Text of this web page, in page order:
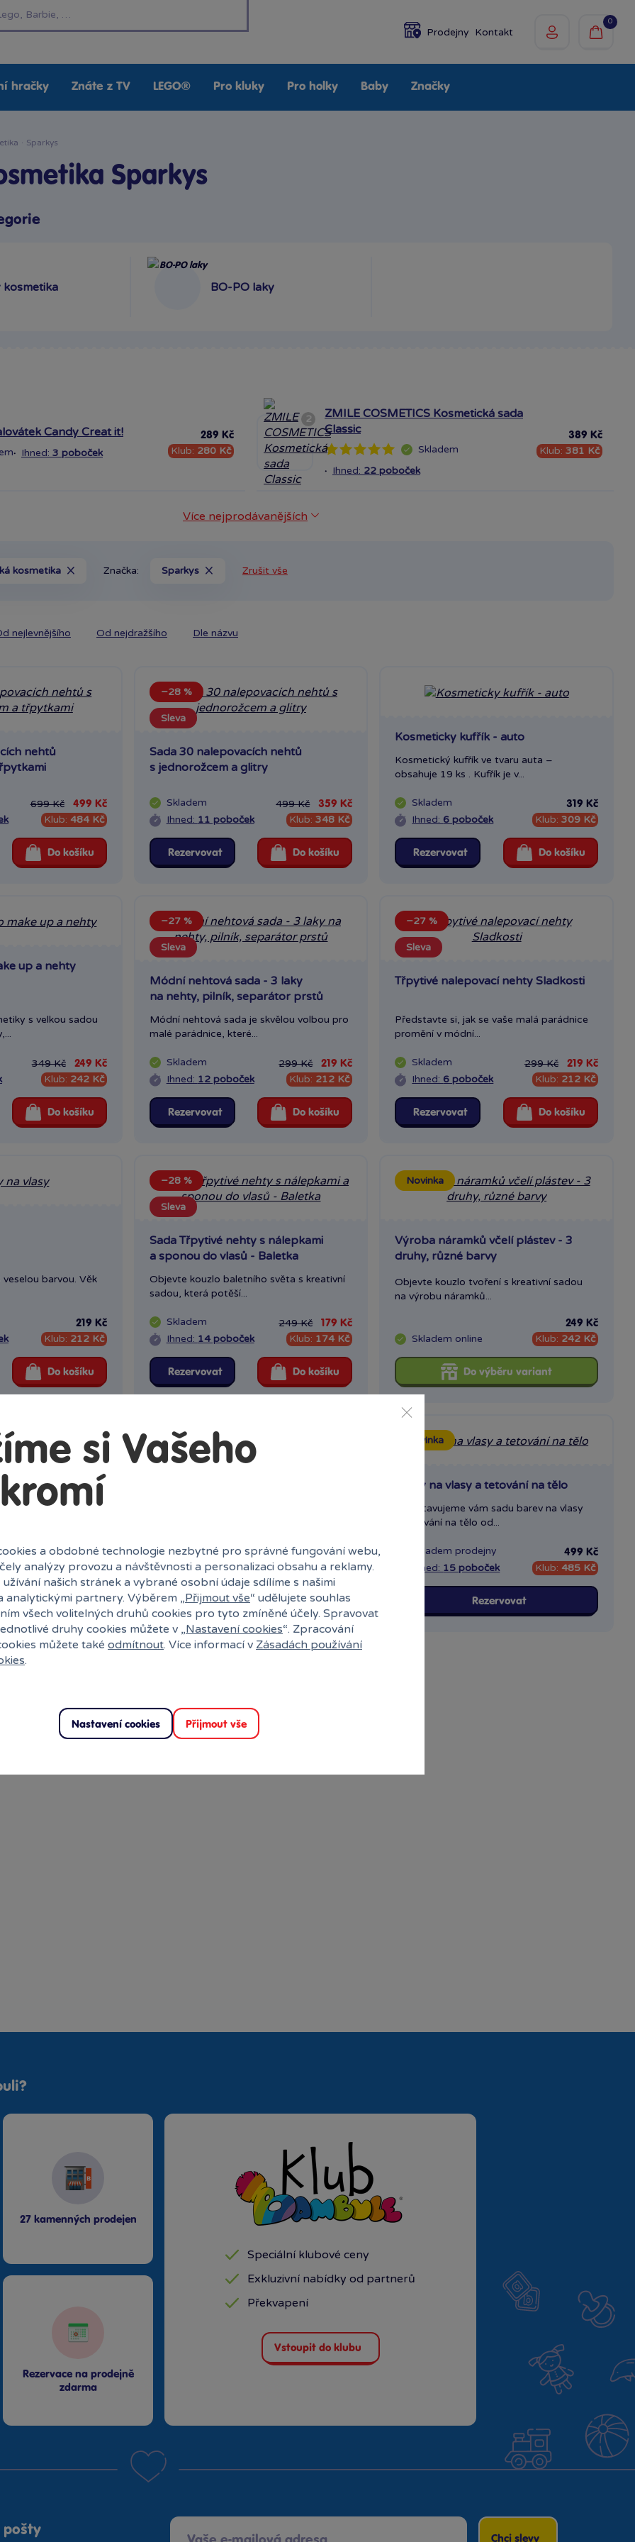
Prodejny Kontakt
0
hračky Znáte z TV LEGO® Pro kluky Pro holky Baby Značky
· Sparkys
Sparkys
kosmetika BO-PO laky
Candy Creat it!
· Ihned: 3 poboček
289 Kč
Klub: 280 Kč
2
ZMILE COSMETICS Kosmetická sada
Classic
Skladem
· Ihned: 22 poboček
389 Kč
Klub: 381 Kč
Více nejprodávanějších
kosmetika Značka: Sparkys Zrušit vše
nejlevnějšího Od nejdražšího Dle názvu
nehtů
699 Kč 499 Kč
Klub: 484 Kč
Do košíku
−28 %
Sleva
Sada 30 nalepovacích nehtů
s jednorožcem a glitry
Skladem
Ihned: 11 poboček
499 Kč 359 Kč
Klub:348 Kč
Rezervovat Do košíku
Kosmeticky kufřík - auto
Kosmetický kufřík ve tvaru auta –
obsahuje 19 ks . Kufřík je v...
Skladem
Ihned: 6 poboček
319 Kč
Klub: 309 Kč
Rezervovat Do košíku
up a nehty
s velkou sadou
349 Kč 249 Kč
Klub: 242 Kč
Do košíku
−27 %
Sleva
Novinka
Módní nehtová sada - 3 laky
na nehty, pilník, separátor prstů
Módní nehtová sada je skvělou volbou pro
malé parádnice, které...
Skladem
Ihned: 12 poboček
299 Kč 219 Kč
Klub: 212 Kč
Rezervovat Do košíku
−27 %
Sleva
Novinka
Třpytivé nalepovací nehty Sladkosti
Představte si, jak se vaše malá parádnice
promění v módní...
Skladem
Ihned: 6 poboček
299 Kč 219 Kč
Klub: 212 Kč
Rezervovat Do košíku
barvou. Věk
219 Kč
Klub: 212 Kč
Do košíku
−28 %
Sleva
Novinka
Sada Třpytivé nehty s nálepkami
a sponou do vlasů - Baletka
Objevte kouzlo baletního světa s kreativní
sadou, která potěší...
Skladem
Ihned: 14 poboček
249 Kč 179 Kč
Klub: 174 Kč
Rezervovat Do košíku
Novinka
Výroba náramků včelí plástev - 3
druhy, různé barvy
Objevte kouzlo tvoření s kreativní sadou
na výrobu náramků...
Skladem online
249 Kč
Klub: 242 Kč
Do výběru variant
nehty
kreativity s touto
599 Kč
Klub:582 Kč
Sklademprodejny
Ihned:12 poboček
499 Kč
Klub:484 Kč
Rezervovat
Novinka
Barvy na vlasy a tetování na tělo
Představujeme vám sadu barev na vlasy
a tetování na tělo od...
Skladem prodejny
Ihned: 15 poboček
499 Kč
Klub: 485 Kč
Rezervovat
27 kamenných prodejen
Rezervace na prodejně
zdarma
Speciální klubové ceny
Exkluzivní nabídky od partnerů
Překvapení
Vstoupit do klubu
pošty
Chci slevy
si Vašeho
a obdobné technologie nezbytné pro správné fungování webu,
analýzy provozu a návštěvnosti a personalizaci obsahu a reklamy.
našich stránek a vybrané osobní údaje sdílíme s našimi
analytickými partnery. Výběrem „Přijmout vše“ udělujete souhlas
všech volitelných druhů cookies pro tyto zmíněné účely. Spravovat
druhy cookies můžete v „Nastavení cookies“. Zpracování
můžete také odmítnout. Více informací v Zásadách používání
.
Nastavení cookies Přijmout vše